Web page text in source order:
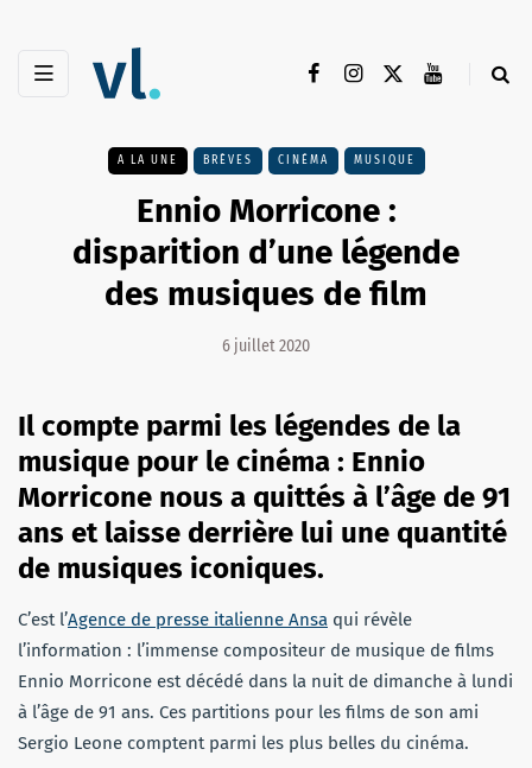
A LA UNE BRÈVES CINÉMA MUSIQUE
Ennio Morricone :
disparition d’une légende
des musiques de film
6 juillet 2020
Il compte parmi les légendes de la
musique pour le cinéma : Ennio
Morricone nous a quittés à l’âge de 91
ans et laisse derrière lui une quantité
de musiques iconiques.
C’est l’Agence de presse italienne Ansa qui révèle
l’information : l’immense compositeur de musique de films
Ennio Morricone est décédé dans la nuit de dimanche à lundi
à l’âge de 91 ans. Ces partitions pour les films de son ami
Sergio Leone comptent parmi les plus belles du cinéma.